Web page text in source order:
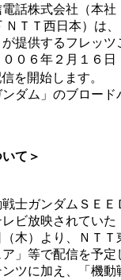
話株式会社（本
ＴＴ西日本）は
提供するフレッツ
０６年２月１６日
を開始します。
ダム」のブロード
て＞
士ガンダムＳＥＥ
ビ放映されていた
木）より、ＮＴ
」等で配信を予定
ツに加え、「機動